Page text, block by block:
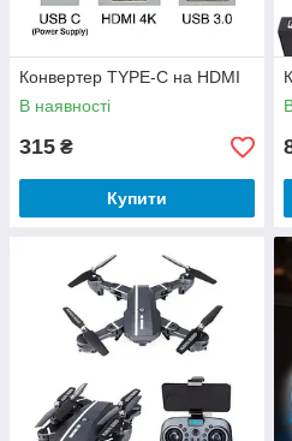
Конвертер TYPE-C на HDMI
В наявності
315 ₴
Купити